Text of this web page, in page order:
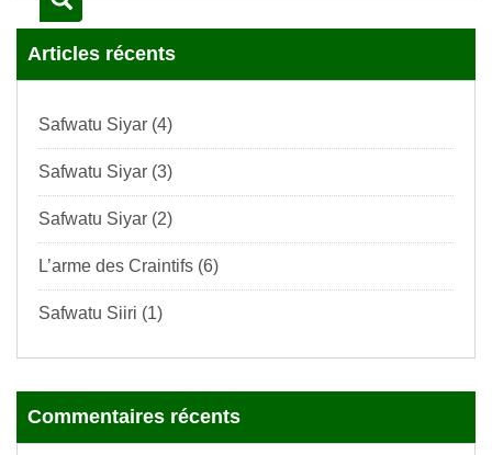
Articles récents
Safwatu Siyar (4)
Safwatu Siyar (3)
Safwatu Siyar (2)
L’arme des Craintifs (6)
Safwatu Siiri (1)
Commentaires récents